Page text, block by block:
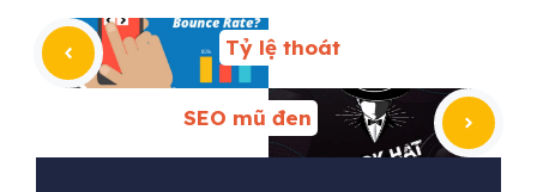
Tỷ lệ thoát
SEO mũ đen